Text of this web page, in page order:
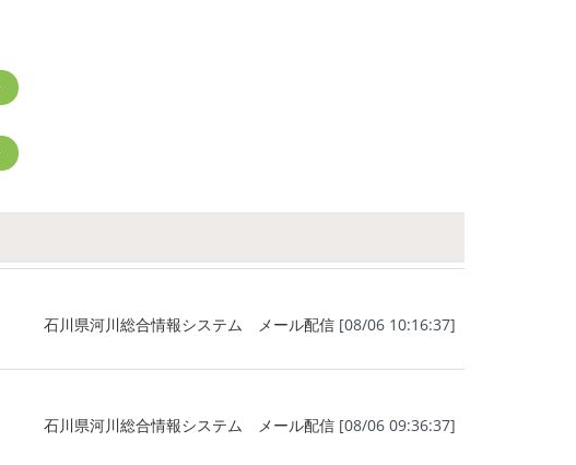
石川県河川総合情報システム メール配信 [08/06 10:16:37]
石川県河川総合情報システム メール配信 [08/06 09:36:37]